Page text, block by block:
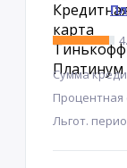
Сумма
Процентная
Льгот.